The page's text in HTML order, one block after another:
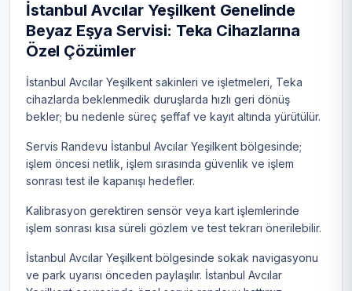
İstanbul Avcılar Yeşilkent Genelinde
Beyaz Eşya Servisi: Teka Cihazlarına
Özel Çözümler
İstanbul Avcılar Yeşilkent sakinleri ve işletmeleri, Teka
cihazlarda beklenmedik duruşlarda hızlı geri dönüş
bekler; bu nedenle süreç şeffaf ve kayıt altında yürütülür.
Servis Randevu İstanbul Avcılar Yeşilkent bölgesinde;
işlem öncesi netlik, işlem sırasında güvenlik ve işlem
sonrası test ile kapanışı hedefler.
Kalibrasyon gerektiren sensör veya kart işlemlerinde
işlem sonrası kısa süreli gözlem ve test tekrarı önerilebilir.
İstanbul Avcılar Yeşilkent bölgesinde sokak navigasyonu
ve park uyarısı önceden paylaşılır. İstanbul Avcılar